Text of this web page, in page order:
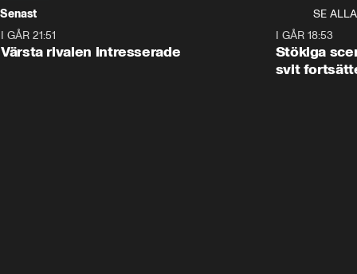
Senast
SE ALLA
I GÅR 21:51
Värsta rivalen intresserade
I GÅR 18:53
Stökiga
svit